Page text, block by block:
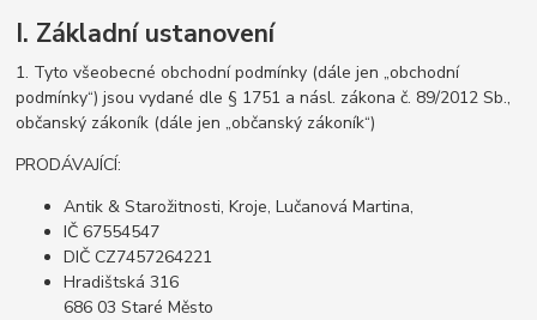
I. Základní ustanovení
1. Tyto všeobecné obchodní podmínky (dále jen „obchodní
podmínky“) jsou vydané dle § 1751 a násl. zákona č. 89/2012 Sb.,
občanský zákoník (dále jen „občanský zákoník“)
PRODÁVAJÍCÍ:
Antik & Starožitnosti, Kroje, Lučanová Martina,
IČ 67554547
DIČ CZ7457264221
Hradištská 316
686 03 Staré Město